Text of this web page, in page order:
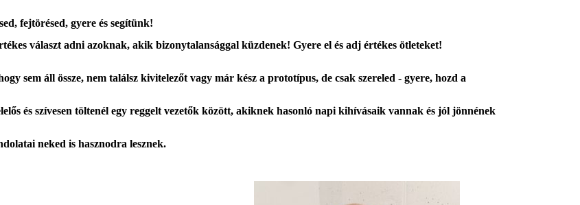
fejtörésed, gyere és segítünk!
választ adni azoknak, akik bizonytalansággal küzdenek! Gyere el és adj értékes ötleteket!
sem áll össze, nem találsz kivitelezőt vagy már kész a prototípus, de csak szereled - gyere, hozd a
és szívesen töltenél egy reggelt vezetők között, akiknek hasonló napi kihívásaik vannak és jól jönnének
neked is hasznodra lesznek.